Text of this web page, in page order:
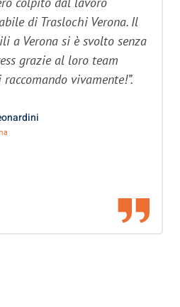
di Traslochi Verona. Il
a Verona si è svolto senza
grazie al loro team
vivamente!”.